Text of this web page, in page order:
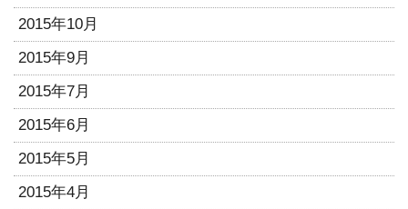
2015年10月
2015年9月
2015年7月
2015年6月
2015年5月
2015年4月